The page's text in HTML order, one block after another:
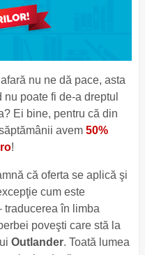
nu ne dă pace, asta
poate fi de-a dreptul
Ei bine, pentru că din
avem 50%
!
că oferta se aplică şi
cum este
traducerea în limba
poveşti care stă la
Outlander. Toată lumea